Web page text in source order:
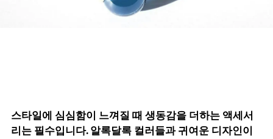
스타일에 심심함이 느껴질 때 생동감을 더하는 액세서
리는 필수입니다. 알록달록 컬러들과 귀여운 디자인이